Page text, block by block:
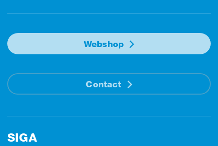
Webshop
Contact
SIGA